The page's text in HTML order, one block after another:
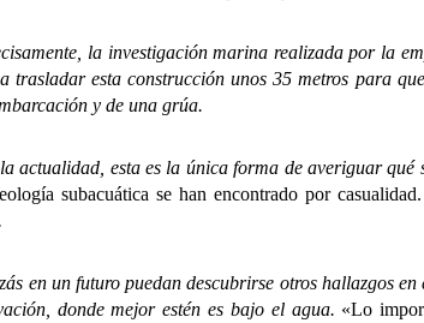
la investigación marina realizada por la
trasladar esta construcción unos 35 metros para
y de una grúa.
esta es la única forma de averiguar qué
subacuática se han encontrado por
un futuro puedan descubrirse otros hallazgos en
donde mejor estén es bajo el agua. «Lo